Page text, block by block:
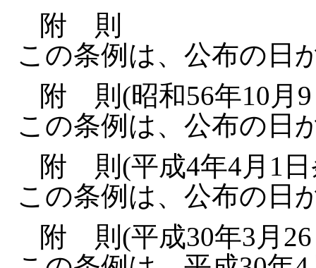
附 則
この条例は、公布の日
附 則(昭和56年10月
この条例は、公布の日
附 則(平成4年4月1日
この条例は、公布の日
附 則(平成30年3月